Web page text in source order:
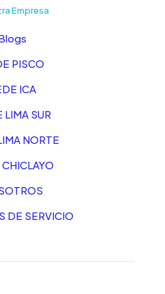
Empresa
PISCO
ICA
LIMA SUR
NORTE
DE SERVICIO